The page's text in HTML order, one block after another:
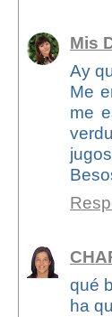
Mis
Ay
Me
me
qué
ha